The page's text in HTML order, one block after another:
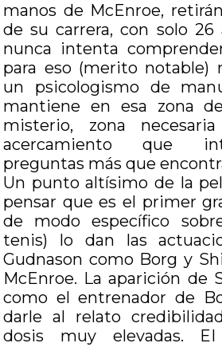
manos de McEnroe,
de su carrera, con solo 26
nunca intenta
para eso (merito notable)
un psicologismo de
mantiene en esa zona
misterio, zona
acercamiento que
preguntas más que
Un punto altísimo de la
pensar que es el primer
de modo específico
tenis) lo dan las
Gudnason como Borg y
McEnroe. La aparición de
como el entrenador de
darle al relato
dosis muy elevadas.